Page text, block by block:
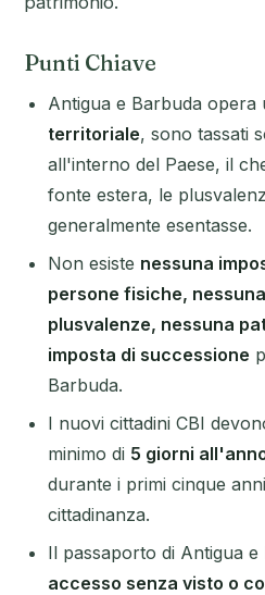
Punti Chiave
Antigua e Barbuda opera
territoriale, sono tassati
all'interno del Paese, il
fonte estera, le
generalmente esentasse.
Non esiste nessuna
persone fisiche,
plusvalenze, nessuna
imposta di successione
Barbuda.
I nuovi cittadini CBI
minimo di 5 giorni
durante i primi cinque
cittadinanza.
Il passaporto di Antigua
accesso senza visto o